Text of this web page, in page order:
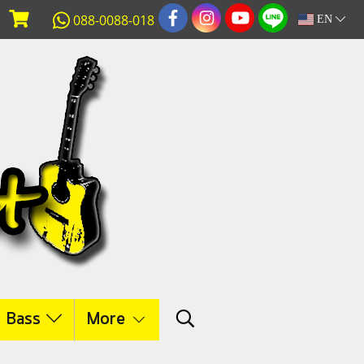
088-0088-018 EN
More